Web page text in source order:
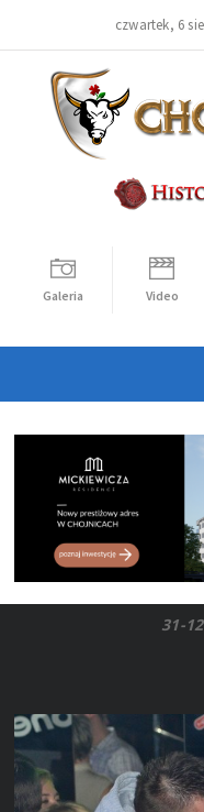
czwartek, 6
Galeria Video
31-